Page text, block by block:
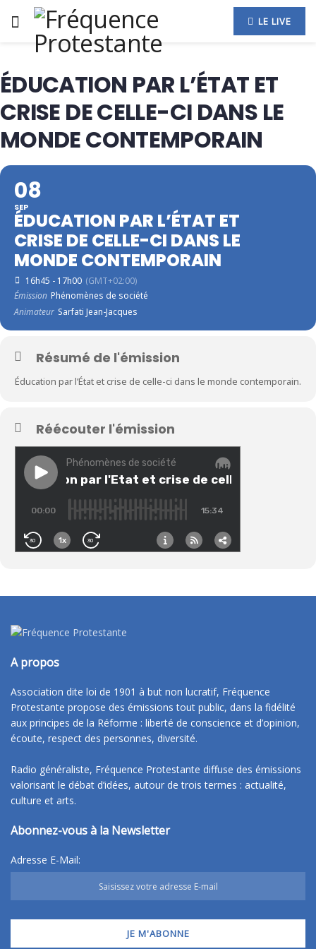
LE LIVE
ÉDUCATION PAR L’ÉTAT ET
CRISE DE CELLE-CI DANS LE
MONDE CONTEMPORAIN
08
SEP
ÉDUCATION PAR L’ÉTAT ET
CRISE DE CELLE-CI DANS LE
MONDE CONTEMPORAIN
16h45 - 17h00 (GMT+02:00)
Émission Phénomènes de société
Animateur Sarfati Jean-Jacques
Résumé de l'émission
Éducation par l’État et crise de celle-ci dans le monde contemporain.
Réécouter l'émission
A propos
Association dite loi de 1901 à but non lucratif, Fréquence
Protestante propose des émissions tout public, dans la fidélité
aux principes de la Réforme : liberté de conscience et d’opinion,
écoute, respect des personnes, diversité.
Radio généraliste, Fréquence Protestante diffuse des émissions
valorisant le débat d’idées, autour de trois termes : actualité,
culture et arts.
Abonnez-vous à la Newsletter
Adresse E-Mail: